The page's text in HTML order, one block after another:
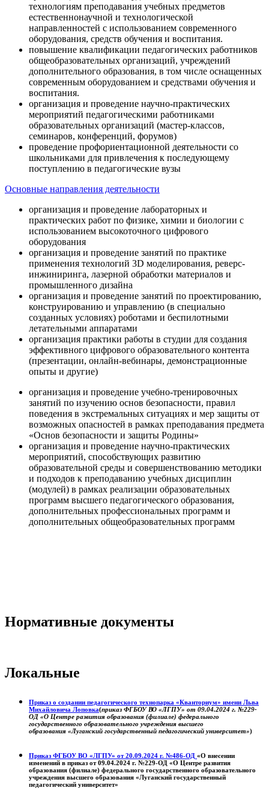
технологиям преподавания учебных предметов
естественнонаучной и технологической
направленностей с использованием современного
оборудования, средств обучения и воспитания.
повышение квалификации педагогических работников
общеобразовательных организаций, учреждений
дополнительного образования, в том числе оснащенных
современным оборудованием и средствами обучения и
воспитания.
организация и проведение научно-практических
мероприятий педагогическими работниками
образовательных организаций (мастер-классов,
семинаров, конференций, форумов)
проведение профориентационной деятельности со
школьниками для привлечения к последующему
поступлению в педагогические вузы
Основные направления деятельности
организация и проведение лабораторных и
практических работ по физике, химии и биологии с
использованием высокоточного цифрового
оборудования
организация и проведение занятий по практике
применения технологий 3D моделирования, реверс-
инжиниринга, лазерной обработки материалов и
промышленного дизайна
организация и проведение занятий по проектированию,
конструированию и управлению (в специально
созданных условиях) роботами и беспилотными
летательными аппаратами
организация практики работы в студии для создания
эффективного цифрового образовательного контента
(презентации, онлайн-вебинары, демонстрационные
опыты и другие)
организация и проведение учебно-тренировочных
занятий по изучению основ безопасности, правил
поведения в экстремальных ситуациях и мер защиты от
возможных опасностей в рамках преподавания предмета
«Основ безопасности и защиты Родины»
организация и проведение научно-практических
мероприятий, способствующих развитию
образовательной среды и совершенствованию методики
и подходов к преподаванию учебных дисциплин
(модулей) в рамках реализации образовательных
программ высшего педагогического образования,
дополнительных профессиональных программ и
дополнительных общеобразовательных программ
Нормативные документы
Локальные
Приказ о создании педагогического технопарка «Кванториум» имени Льва
Михайловича Лоповка(приказ ФГБОУ ВО «ЛГПУ» от 09.04.2024 г. №229-
ОД «О Центре развития образования (филиале) федерального
государственного образовательного учреждения высшего
образования «Луганский государственный педагогический университет»)
Приказ ФГБОУ ВО «ЛГПУ» от 20.09.2024 г. №486-ОД «О внесении
изменений в приказ от 09.04.2024 г. №229-ОД «О Центре развития
образования (филиале) федерального государственного образовательного
учреждения высшего образования «Луганский государственный
педагогический университет»